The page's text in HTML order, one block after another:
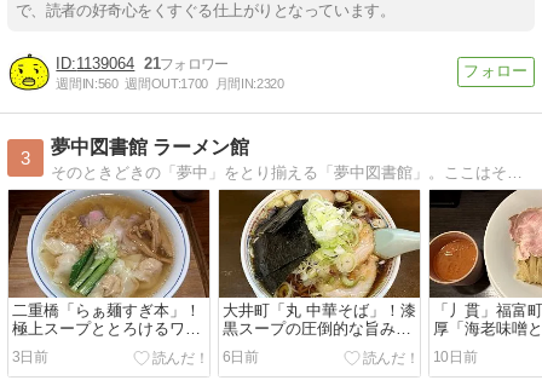
で、読者の好奇心をくすぐる仕上がりとなっています。
1139064 21
週間IN:560 週間OUT:1700 月間IN:2320
3
夢中図書館 ラーメン館
そのときどきの「夢中」をとり揃える「夢中図書館」。ここはそのなかでも、ラーメンの「夢中」を集めた「ラーメン館」です。Welcome to the ’Ramen…
二重橋「らぁ麺すぎ本」！
極上スープととろけるワン
タンが織りなす至福の塩ラ
ーメン
3日前
大井町「丸 中華そば」！漆
黒スープの圧倒的な旨みと
コク、至福のネギ増し「味
玉中華そば」
6日前
「丿貫」福富
厚「海老味噌
やつけ」で至
ニッシュ！
10日前